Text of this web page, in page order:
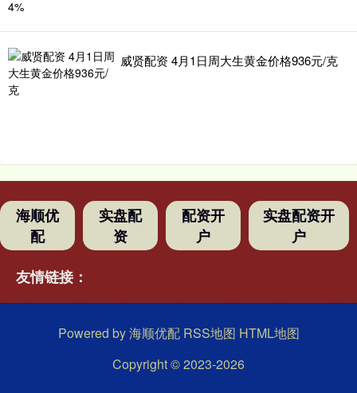
威贤配资 4月1日周大生黄金价格936元/克
海顺优
配
实盘配
资
配资开
户
实盘配资开
户
友情链接：
Powered by海顺优配 RSS地图 HTML地图
Copyright© 2023-2026